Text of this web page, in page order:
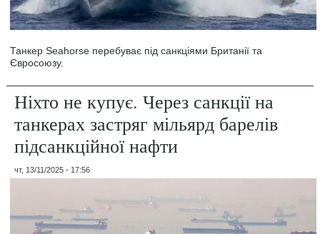
Танкер Seahorse перебуває під санкціями Британії та
Євросоюзу.
Ніхто не купує. Через санкції на
танкерах застряг мільярд барелів
підсанкційної нафти
чт, 13/11/2025 - 17:56